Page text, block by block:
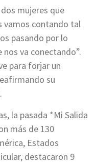
mujeres que
vamos contando tal
pasando por lo
va conectando”.
para forjar un
su
la pasada *Mi Salida
más de 130
Estados
destacaron 9